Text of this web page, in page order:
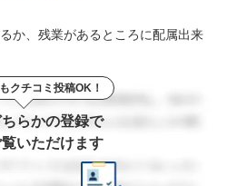
か、残業があるところに配属出来
クチコミ投稿OK！
らかの登録で
いただけます